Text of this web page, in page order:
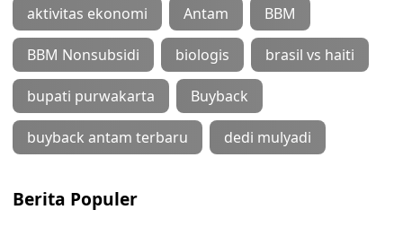
aktivitas ekonomi Antam BBM
BBM Nonsubsidi biologis brasil vs haiti
bupati purwakarta Buyback
buyback antam terbaru dedi mulyadi
Berita Populer